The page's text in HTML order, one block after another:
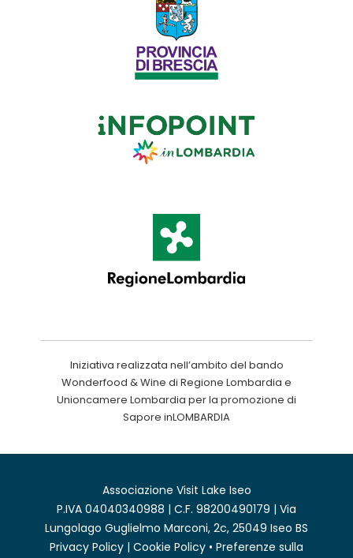
Iniziativa realizzata nell’ambito del bando
Wonderfood & Wine di Regione Lombardia e
Unioncamere Lombardia per la promozione di
Sapore inLOMBARDIA
Associazione Visit Lake Iseo
P.IVA 04040340988 | C.F. 98200490179 | Via
Lungolago Guglielmo Marconi, 2c, 25049 Iseo BS
Privacy Policy | Cookie Policy • Preferenze sulla